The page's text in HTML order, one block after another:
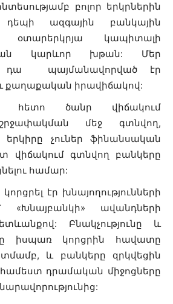
բոլոր երկրներին
ազգային բանկային
օտարերկրյա կապիտալի
կարևոր խթան: Մեր
դա պայմանավորված էր
քաղաքական իրավիճակով:
հետո ծանր վիճակում
մեջ գտնվող,
չուներ ֆինանսական
վիճակում գտնվող բանկերը
համար:
կորցրել էր խնայողությունների
«Խնայբանկի» ավանդների
Բնակչությունը և
իսպառ կորցրին հավատը
և բանկերը զրկվեցին
դրամական միջոցները